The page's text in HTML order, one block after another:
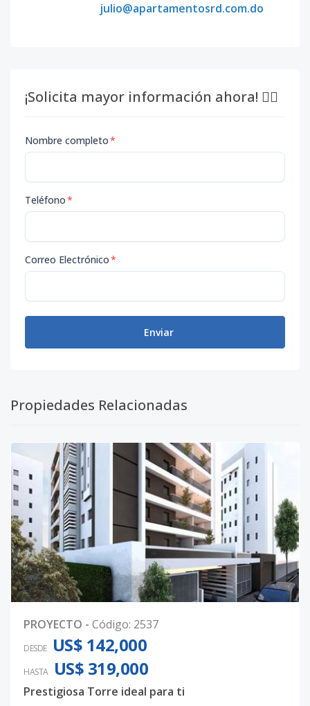
julio@apartamentosrd.com.do
¡Solicita mayor información ahora! 👇🏽
Nombre completo*
Teléfono*
Correo Electrónico*
Enviar
Propiedades Relacionadas
PROYECTO - Código: 2537
DESDE US$ 142,000
HASTA US$ 319,000
Prestigiosa Torre ideal para ti